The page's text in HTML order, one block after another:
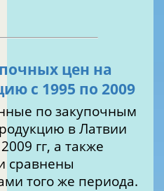
цен на
с 1995 по 2009
по закупочным
в Латвии
гг, а также
сравнены
того же периода.